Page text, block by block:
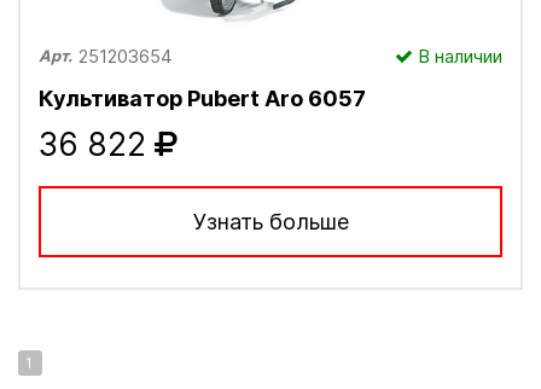
Арт. 251203654 В наличии
Культиватор Pubert Aro 6057
36 822
Узнать больше
1